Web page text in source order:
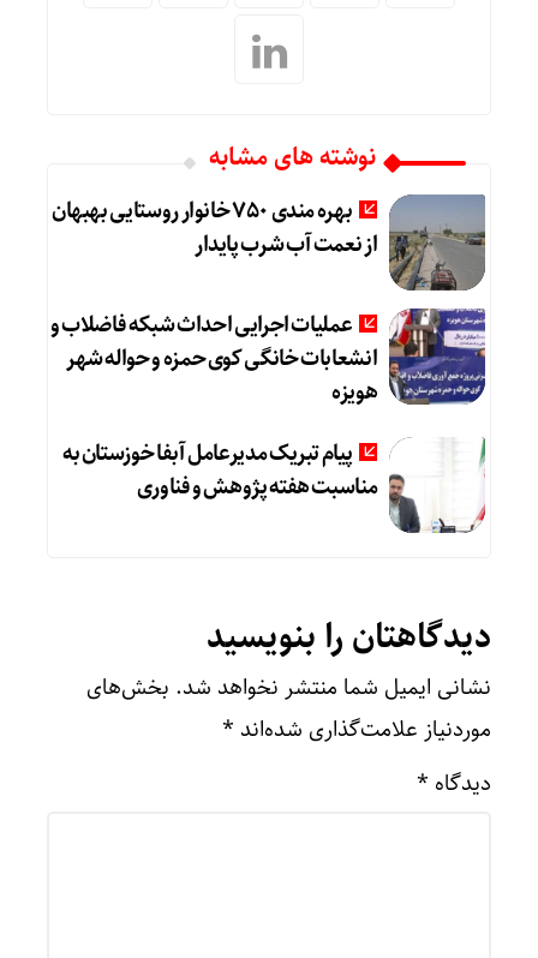
نوشته های مشابه
بهره مندی ۷۵۰ خانوار روستایی بهبهان
از نعمت آب شرب پایدار
عملیات اجرایی احداث شبکه فاضلاب و
انشعابات خانگی کوی حمزه و حواله شهر
هویزه
پیام تبریک مدیرعامل آبفا خوزستان به
مناسبت هفته پژوهش و فناوری
دیدگاهتان را بنویسید
نشانی ایمیل شما منتشر نخواهد شد. بخش‌های
موردنیاز علامت‌گذاری شده‌اند *
دیدگاه *